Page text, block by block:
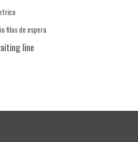
filas de espera
line